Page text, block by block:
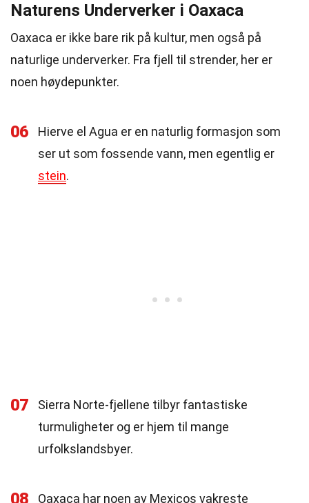
Naturens Underverker i Oaxaca
Oaxaca er ikke bare rik på kultur, men også på
naturlige underverker. Fra fjell til strender, her er
noen høydepunkter.
06
Hierve el Agua er en naturlig formasjon som
ser ut som fossende vann, men egentlig er
stein.
07
Sierra Norte-fjellene tilbyr fantastiske
turmuligheter og er hjem til mange
urfolkslandsbyer.
08 Oaxaca har noen av Mexicos vakreste